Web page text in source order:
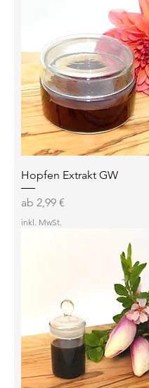
Hopfen Extrakt GW
ab 2,99 €
Sale-Preis
inkl. MwSt.